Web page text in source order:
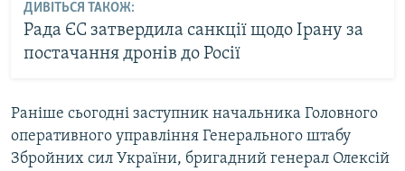
ДИВІТЬСЯ ТАКОЖ:
Рада ЄС затвердила санкції щодо Ірану за
постачання дронів до Росії
Раніше сьогодні заступник начальника Головного
оперативного управління Генерального штабу
Збройних сил України, бригадний генерал Олексій